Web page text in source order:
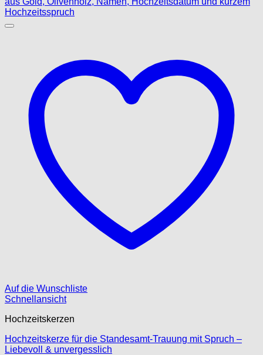
Auf die Wunschliste
Schnellansicht
Hochzeitskerzen
Hochzeitskerze für die Standesamt-Trauung mit Spruch –
Liebevoll & unvergesslich